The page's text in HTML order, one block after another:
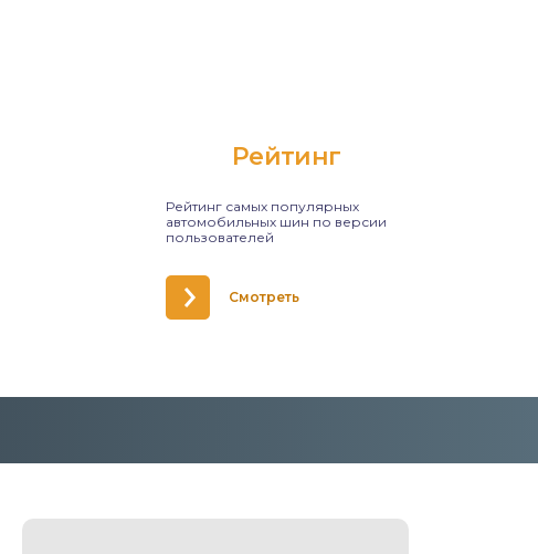
Рейтинг
Рейтинг самых популярных
автомобильных шин по версии
пользователей
Смотреть